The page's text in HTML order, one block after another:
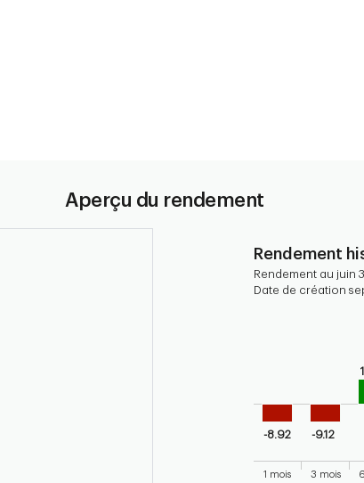
Aperçu du rendement
Rendement
Rendement au juin
Date de création
Bar chart for
The chart has 1
The chart has 1
-8.92 -9.12
1 mois 3 mois